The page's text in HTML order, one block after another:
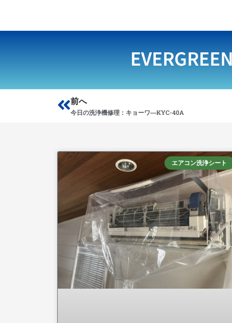
Prev
前へ
今日の洗浄機修理：キョーワ―KYC-40A
エアコン洗浄シート